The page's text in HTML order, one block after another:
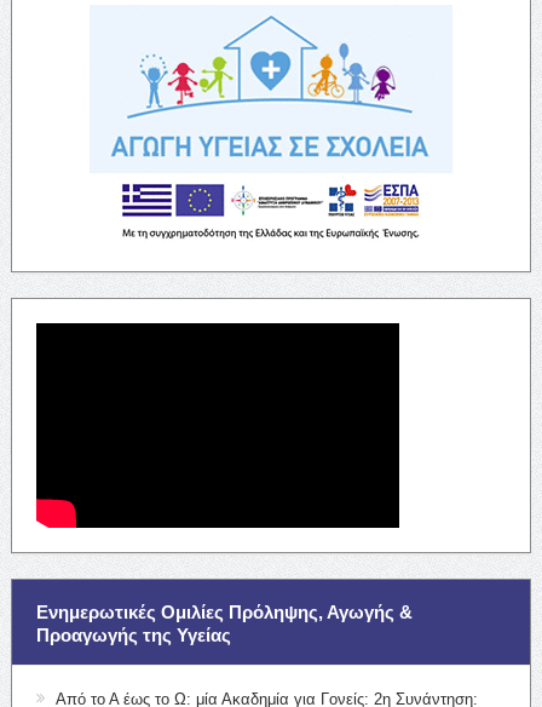
Ενημερωτικές Ομιλίες Πρόληψης, Αγωγής &
Προαγωγής της Υγείας
Από το Α έως το Ω: μία Ακαδημία για Γονείς: 2η Συνάντηση: